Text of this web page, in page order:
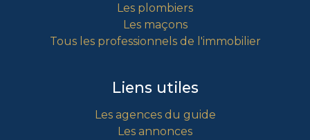
Les plombiers
Les maçons
Tous les professionnels de l'immobilier
Liens utiles
Les agences du guide
Les annonces